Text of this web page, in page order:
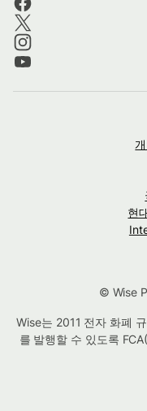
현
© Wise
Wise는 2011 전자 화폐
를 발행할 수 있도록